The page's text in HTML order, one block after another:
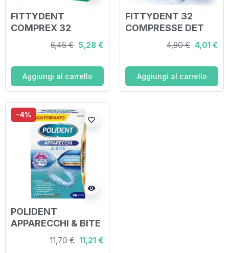
FITTYDENT
COMPREX 32
COMPRESSE
6,45 € 5,28 €
Aggiungi al carrello
FITTYDENT 32
COMPRESSE DET
4,90 € 4,01 €
Aggiungi al carrello
-4%
visibility
favorite_border
POLIDENT
APPARECCHI & BITE
PULITORE
QUOTIDIANO 66
11,70 € 11,21 €